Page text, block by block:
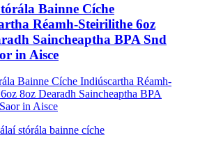
Bainne Cíche
Réamh-Steirilithe 6oz
Saincheaptha BPA Snd
in Aisce
Bainne Cíche Indiúscartha Réamh-
8oz Dearadh Saincheaptha BPA
in Aisce
stórála bainne cíche